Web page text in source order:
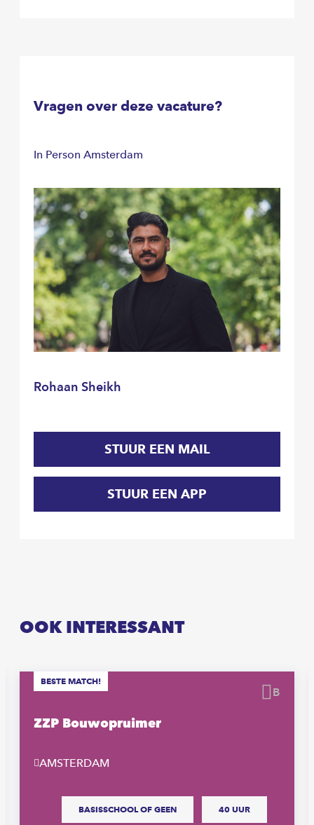
Vragen over deze vacature?
In Person Amsterdam
Rohaan Sheikh
STUUR EEN MAIL
STUUR EEN APP
OOK INTERESSANT
ZZP Bouwopruimer
AMSTERDAM
BASISSCHOOL OF GEEN 40 UUR
BESTE MATCH!